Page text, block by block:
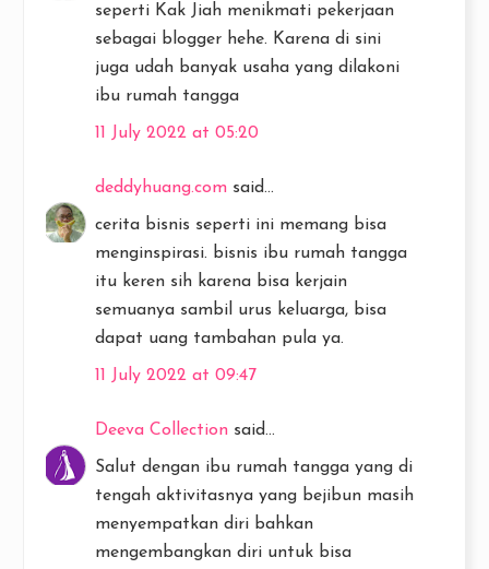
seperti Kak Jiah menikmati pekerjaan
sebagai blogger hehe. Karena di sini
juga udah banyak usaha yang dilakoni
ibu rumah tangga
11 July 2022 at 05:20
deddyhuang.com said...
cerita bisnis seperti ini memang bisa
menginspirasi. bisnis ibu rumah tangga
itu keren sih karena bisa kerjain
semuanya sambil urus keluarga, bisa
dapat uang tambahan pula ya.
11 July 2022 at 09:47
Deeva Collection said...
Salut dengan ibu rumah tangga yang di
tengah aktivitasnya yang bejibun masih
menyempatkan diri bahkan
mengembangkan diri untuk bisa